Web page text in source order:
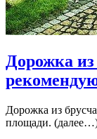
Дорожка из
Дорожка из
площади.